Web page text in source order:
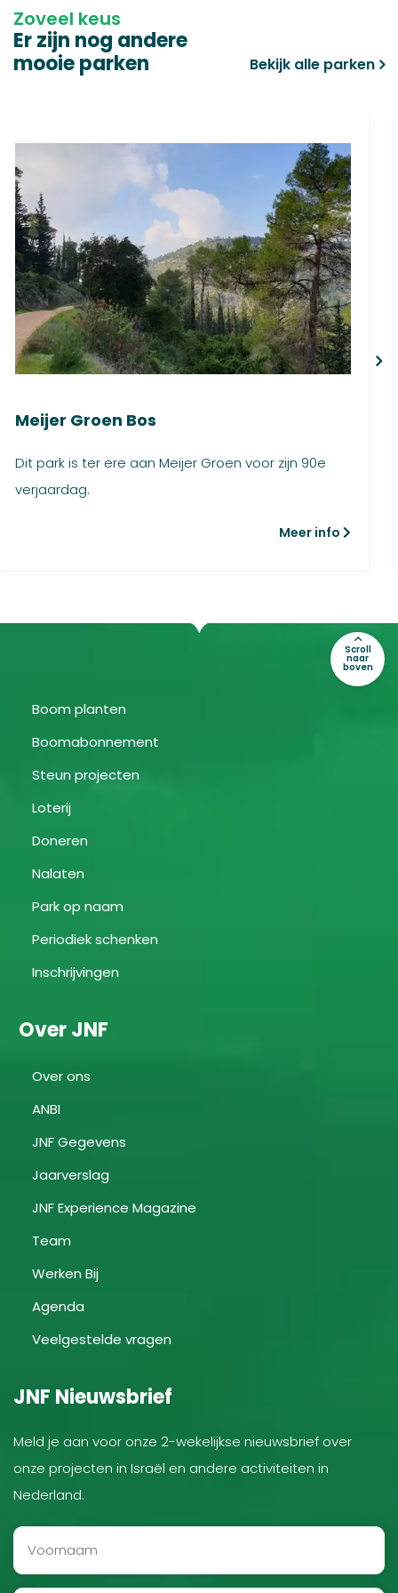
Zoveel keus
Er zijn nog andere
mooie parken
Bekijk alle parken
Meijer Groen Bos
Dit park is ter ere aan Meijer Groen voor zijn 90e
verjaardag.
Meer info
Boom planten
Boomabonnement
Steun projecten
Loterij
Doneren
Nalaten
Park op naam
Periodiek schenken
Inschrijvingen
Over JNF
Over ons
ANBI
JNF Gegevens
Jaarverslag
JNF Experience Magazine
Team
Werken Bij
Agenda
Veelgestelde vragen
Scroll
naar
boven
JNF Nieuwsbrief
Meld je aan voor onze 2-wekelijkse nieuwsbrief over
onze projecten in Israël en andere activiteiten in
Nederland.